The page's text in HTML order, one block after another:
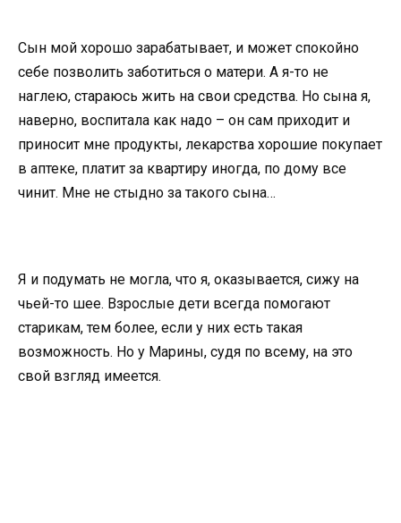
Сын мой хорошо зарабатывает, и может спокойно
себе позволить заботиться о матери. А я-то не
наглею, стараюсь жить на свои средства. Но сына я,
наверно, воспитала как надо – он сам приходит и
приносит мне продукты, лекарства хорошие покупает
в аптеке, платит за квартиру иногда, по дому все
чинит. Мне не стыдно за такого сына…
Я и подумать не могла, что я, оказывается, сижу на
чьей-то шее. Взрослые дети всегда помогают
старикам, тем более, если у них есть такая
возможность. Но у Марины, судя по всему, на это
свой взгляд имеется.